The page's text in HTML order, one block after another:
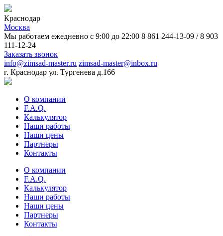
Краснодар
Москва
Мы работаем ежедневно с 9:00 до 22:00 8 861 244-13-09 /8 903
111-12-24
Заказать звонок
info@zimsad-master.ru zimsad-master@inbox.ru
г. Краснодар ул. Тургенева д.166
О компании
F.A.Q.
Калькулятор
Наши работы
Наши цены
Партнеры
Контакты
О компании
F.A.Q.
Калькулятор
Наши работы
Наши цены
Партнеры
Контакты